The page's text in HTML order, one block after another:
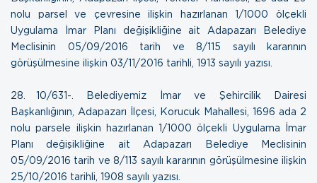
nolu parsel ve çevresine ilişkin hazırlanan 1/1000 ölçekli
Uygulama İmar Planı değişikliğine ait Adapazarı Belediye
Meclisinin 05/09/2016 tarih ve 8/115 sayılı kararının
görüşülmesine ilişkin 03/11/2016 tarihli, 1913 sayılı yazısı.
28. 10/631-. Belediyemiz İmar ve Şehircilik Dairesi
Başkanlığının, Adapazarı İlçesi, Korucuk Mahallesi, 1696 ada 2
nolu parsele ilişkin hazırlanan 1/1000 ölçekli Uygulama İmar
Planı değişikliğine ait Adapazarı Belediye Meclisinin
05/09/2016 tarih ve 8/113 sayılı kararının görüşülmesine ilişkin
25/10/2016 tarihli, 1908 sayılı yazısı.